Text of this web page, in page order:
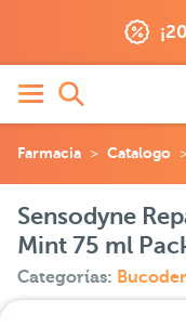
Farmacia Catalogo
Sensodyne
Mint 75 ml
Categorías: